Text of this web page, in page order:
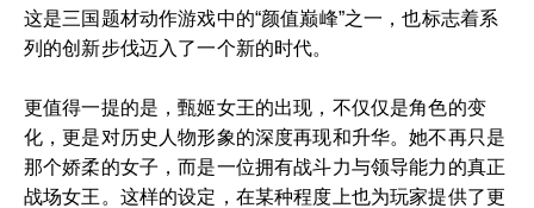
这是三国题材动作游戏中的“颜值巅峰”之一，也标志着系
列的创新步伐迈入了一个新的时代。
更值得一提的是，甄姬女王的出现，不仅仅是角色的变
化，更是对历史人物形象的深度再现和升华。她不再只是
那个娇柔的女子，而是一位拥有战斗力与领导能力的真正
战场女王。这样的设定，在某种程度上也为玩家提供了更